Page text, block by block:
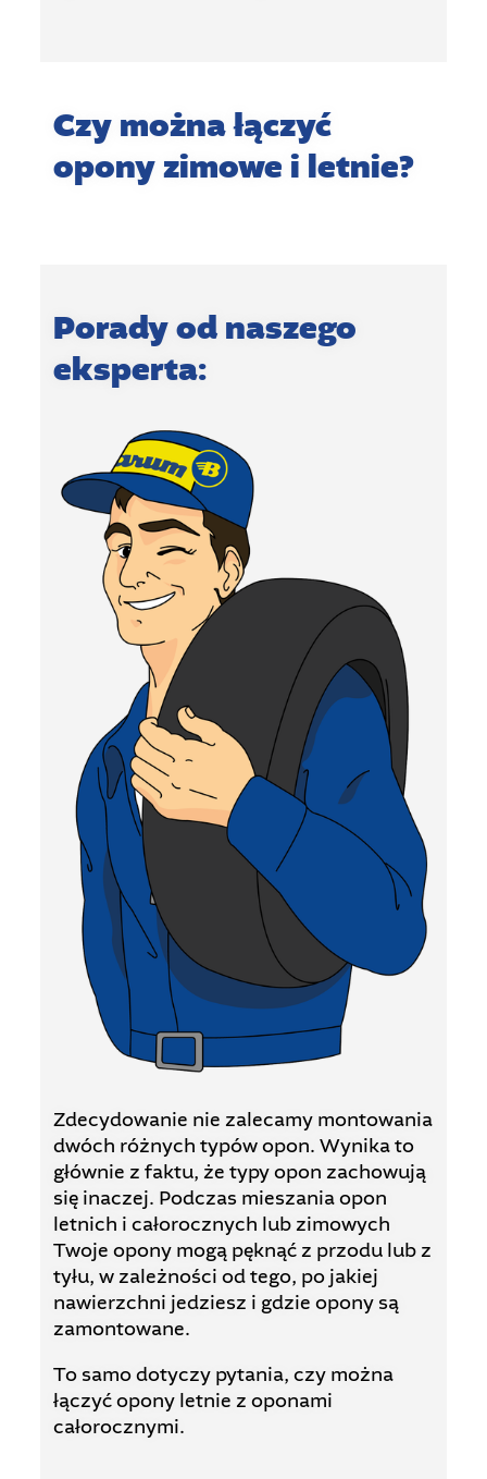
Czy można łączyć
opony zimowe i letnie?
Porady od naszego
eksperta:
Zdecydowanie nie zalecamy montowania
dwóch różnych typów opon. Wynika to
głównie z faktu, że typy opon zachowują
się inaczej. Podczas mieszania opon
letnich i całorocznych lub zimowych
Twoje opony mogą pęknąć z przodu lub z
tyłu, w zależności od tego, po jakiej
nawierzchni jedziesz i gdzie opony są
zamontowane.
To samo dotyczy pytania, czy można
łączyć opony letnie z oponami
całorocznymi.